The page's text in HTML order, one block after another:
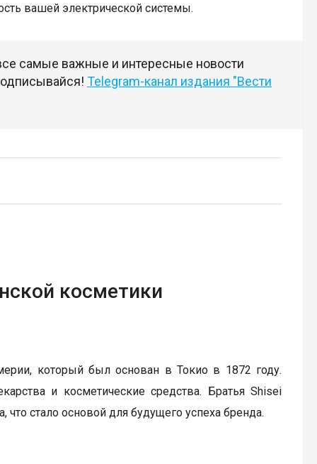
вашей электрической системы.
самые важные и интересные новости
Telegram-канал издания "Вести
косметики
который был основан в Токио в 1872 году.
и косметические средства. Братья Shisei
что стало основой для будущего успеха бренда.